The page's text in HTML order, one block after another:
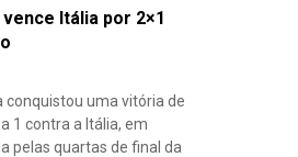
Itália por 2×1
conquistou uma vitória de
1 contra a Itália, em
pelas quartas de final da